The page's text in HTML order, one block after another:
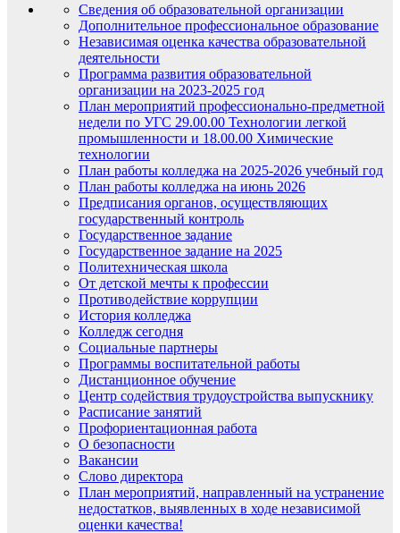
Сведения об образовательной организации
Дополнительное профессиональное образование
Независимая оценка качества образовательной
деятельности
Программа развития образовательной
организации на 2023-2025 год
План мероприятий профессионально-предметной
недели по УГС 29.00.00 Технологии легкой
промышленности и 18.00.00 Химические
технологии
План работы колледжа на 2025-2026 учебный год
План работы колледжа на июнь 2026
Предписания органов, осуществляющих
государственный контроль
Государственное задание
Государственное задание на 2025
Политехническая школа
От детской мечты к профессии
Противодействие коррупции
История колледжа
Колледж сегодня
Социальные партнеры
Программы воспитательной работы
Дистанционное обучение
Центр содействия трудоустройства выпускнику
Расписание занятий
Профориентационная работа
О безопасности
Вакансии
Слово директора
План мероприятий, направленный на устранение
недостатков, выявленных в ходе независимой
оценки качества!